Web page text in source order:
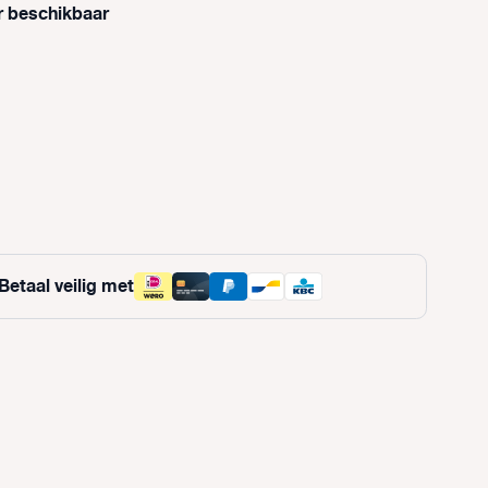
beschikbaar
is momenteel niet beschikbaar.)
momenteel niet beschikbaar.)
Betaal veilig met